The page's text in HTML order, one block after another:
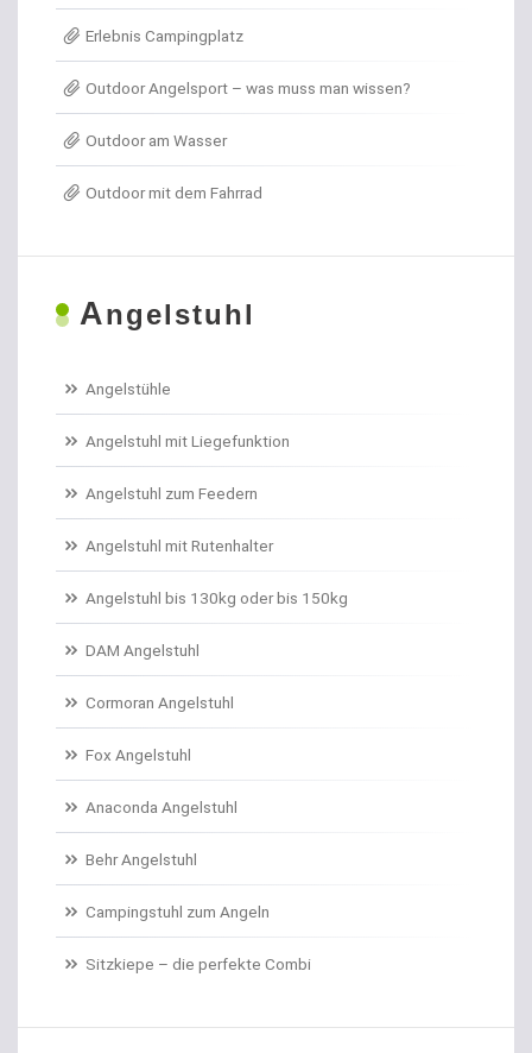
Angelkoffer
Angelrollen für das Forellenangeln
Angelschnur Dorsch
Angelschnur Feedern
Angelschnur Waller
Angelschnur Zander/Barsch
Angelstühle
Angelstuhl Behr
Anti Tangle Booms
Assist Hooks
Auftriebskugeln
Auftriebssysteme für Köder
Baitcastrollen
Erlebnis Campingplatz
Outdoor Angelsport – was muss man wissen?
Outdoor am Wasser
Outdoor mit dem Fahrrad
Angelstuhl
Angelstühle
Angelstuhl mit Liegefunktion
Angelstuhl zum Feedern
Angelstuhl mit Rutenhalter
Angelstuhl bis 130kg oder bis 150kg
DAM Angelstuhl
Cormoran Angelstuhl
Fox Angelstuhl
Anaconda Angelstuhl
Behr Angelstuhl
Campingstuhl zum Angeln
Sitzkiepe – die perfekte Combi